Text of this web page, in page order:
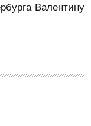
Валентину